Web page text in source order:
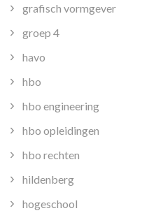
grafisch vormgever
groep 4
havo
hbo
hbo engineering
hbo opleidingen
hbo rechten
hildenberg
hogeschool